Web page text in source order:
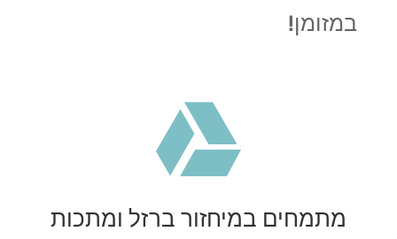
במזומן!

מתמחים במיחזור ברזל ומתכות